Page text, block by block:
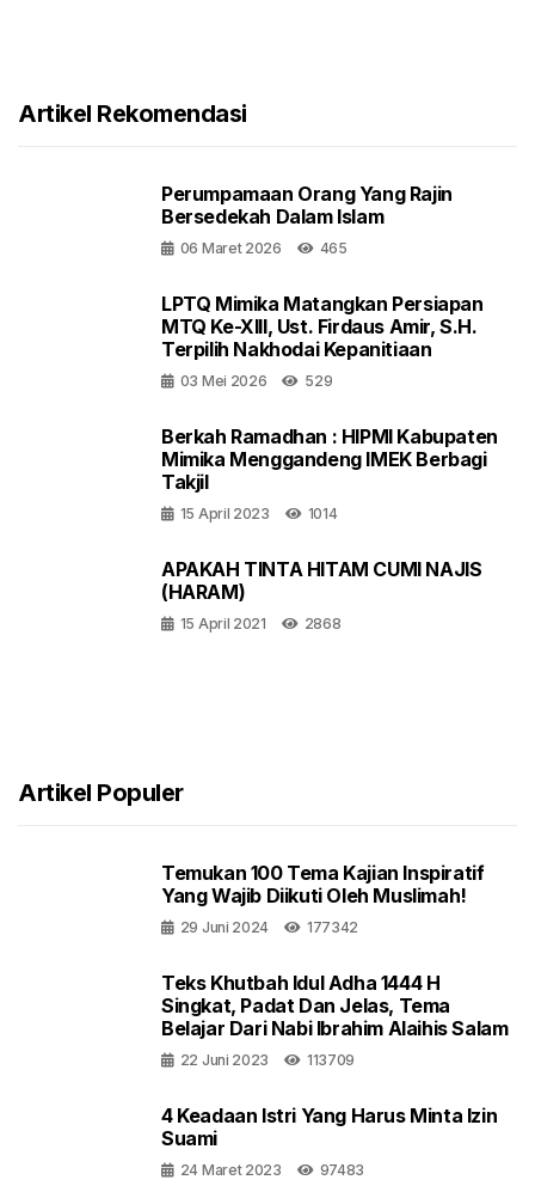
Artikel Rekomendasi
Perumpamaan Orang Yang Rajin
Bersedekah Dalam Islam
06 Maret 2026 465
LPTQ Mimika Matangkan Persiapan
MTQ Ke-XIII, Ust. Firdaus Amir, S.H.
Terpilih Nakhodai Kepanitiaan
03 Mei 2026 529
Berkah Ramadhan : HIPMI Kabupaten
Mimika Menggandeng IMEK Berbagi
Takjil
15 April 2023 1014
APAKAH TINTA HITAM CUMI NAJIS
(HARAM)
15 April 2021 2868
Artikel Populer
Temukan 100 Tema Kajian Inspiratif
Yang Wajib Diikuti Oleh Muslimah!
29 Juni 2024 177342
Teks Khutbah Idul Adha 1444 H
Singkat, Padat Dan Jelas, Tema
Belajar Dari Nabi Ibrahim Alaihis Salam
22 Juni 2023 113709
4 Keadaan Istri Yang Harus Minta Izin
Suami
24 Maret 2023 97483